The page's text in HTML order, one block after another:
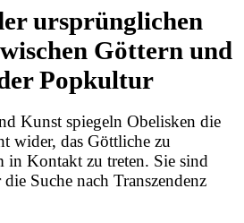
ursprünglichen
Göttern und
Popkultur
Kunst spiegeln Obelisken die
wider, das Göttliche zu
in Kontakt zu treten. Sie sind
Suche nach Transzendenz